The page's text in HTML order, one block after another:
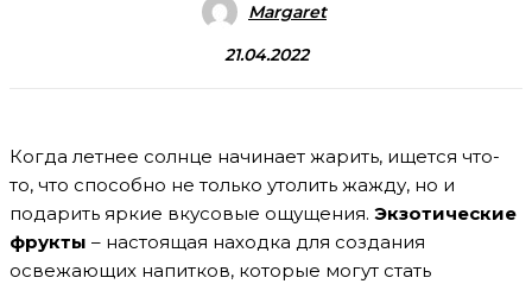
Margaret
21.04.2022
Когда летнее солнце начинает жарить, ищется что-
то, что способно не только утолить жажду, но и
подарить яркие вкусовые ощущения. Экзотические
фрукты – настоящая находка для создания
освежающих напитков, которые могут стать